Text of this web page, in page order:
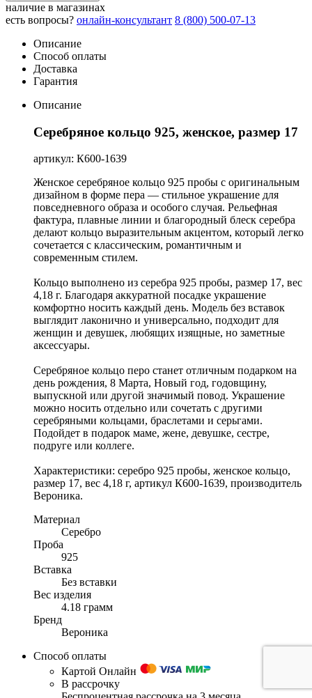
наличие в магазинах
есть вопросы? онлайн-консультант 8 (800) 500-07-13
Описание
Способ оплаты
Доставка
Гарантия
Описание
Серебряное кольцо 925, женское, размер 17
артикул: К600-1639
Женское серебряное кольцо 925 пробы с оригинальным
дизайном в форме пера — стильное украшение для
повседневного образа и особого случая. Рельефная
фактура, плавные линии и благородный блеск серебра
делают кольцо выразительным акцентом, который легко
сочетается с классическим, романтичным и
современным стилем.
Кольцо выполнено из серебра 925 пробы, размер 17, вес
4,18 г. Благодаря аккуратной посадке украшение
комфортно носить каждый день. Модель без вставок
выглядит лаконично и универсально, подходит для
женщин и девушек, любящих изящные, но заметные
аксессуары.
Серебряное кольцо перо станет отличным подарком на
день рождения, 8 Марта, Новый год, годовщину,
выпускной или другой значимый повод. Украшение
можно носить отдельно или сочетать с другими
серебряными кольцами, браслетами и серьгами.
Подойдет в подарок маме, жене, девушке, сестре,
подруге или коллеге.
Характеристики: серебро 925 пробы, женское кольцо,
размер 17, вес 4,18 г, артикул К600-1639, производитель
Вероника.
Материал
Серебро
Проба
925
Вставка
Без вставки
Вес изделия
4.18 грамм
Бренд
Вероника
Способ оплаты
Картой Онлайн
В рассрочку